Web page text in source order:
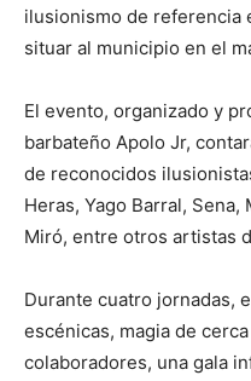
ilusionismo de referencia
situar al municipio en el
El evento, organizado y
barbateño Apolo Jr,
de reconocidos
Heras, Yago Barral, Sena,
Miró, entre otros artistas
Durante cuatro jornadas,
escénicas, magia de
colaboradores, una gala